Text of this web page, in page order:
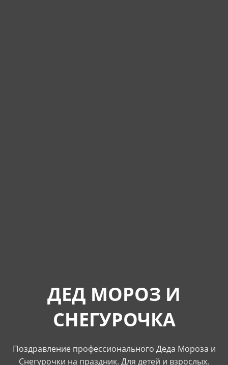
ДЕД МОРОЗ И
СНЕГУРОЧКА
Поздравление профессионального Деда Мороза и
Снегурочки на праздник. Для детей и взрослых.